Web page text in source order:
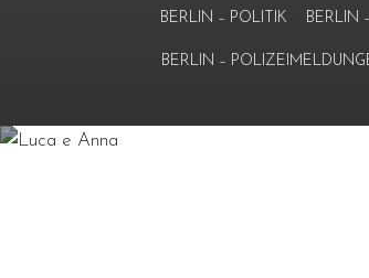
BERLIN – POLITIK BERLIN
BERLIN –